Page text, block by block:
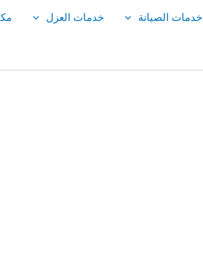
خدمات الصيانة خدمات العزل